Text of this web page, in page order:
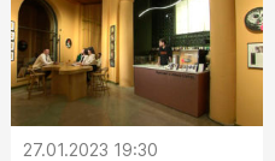
27.01.2023 19:30